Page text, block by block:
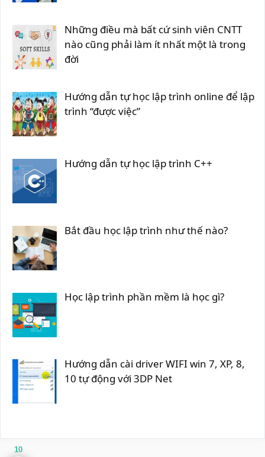
Những điều mà bất cứ sinh viên CNTT
nào cũng phải làm ít nhất một là trong
đời
Hướng dẫn tự học lập trình online để lập
trình “được việc”
Hướng dẫn tự học lập trình C++
Bắt đầu học lập trình như thế nào?
Học lập trình phần mềm là học gì?
Hướng dẫn cài driver WIFI win 7, XP, 8,
10 tự động với 3DP Net
10